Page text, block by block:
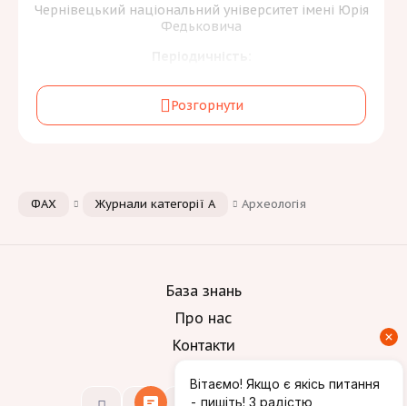
Чернівецький національний університет імені Юрія
Федьковича
Галузь знань та спеціальність:
Культура, мистецтво та гуманітарні науки [1]
Розгорнути
ФАХ Журнали категорії А Археологія
База знань
Про нас
Контакти